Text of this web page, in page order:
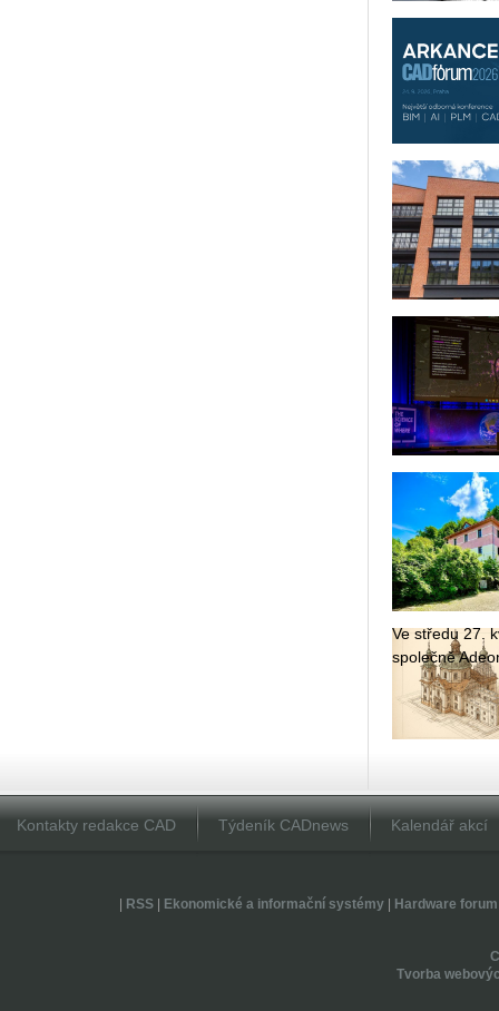
Ve stře­du 27.
spo­leč­ně
Kontakty redakce CAD Týdeník CADnews Kalendář akcí
RSS| Ekonomické a informační systémy| Hardware forum
Tvorba